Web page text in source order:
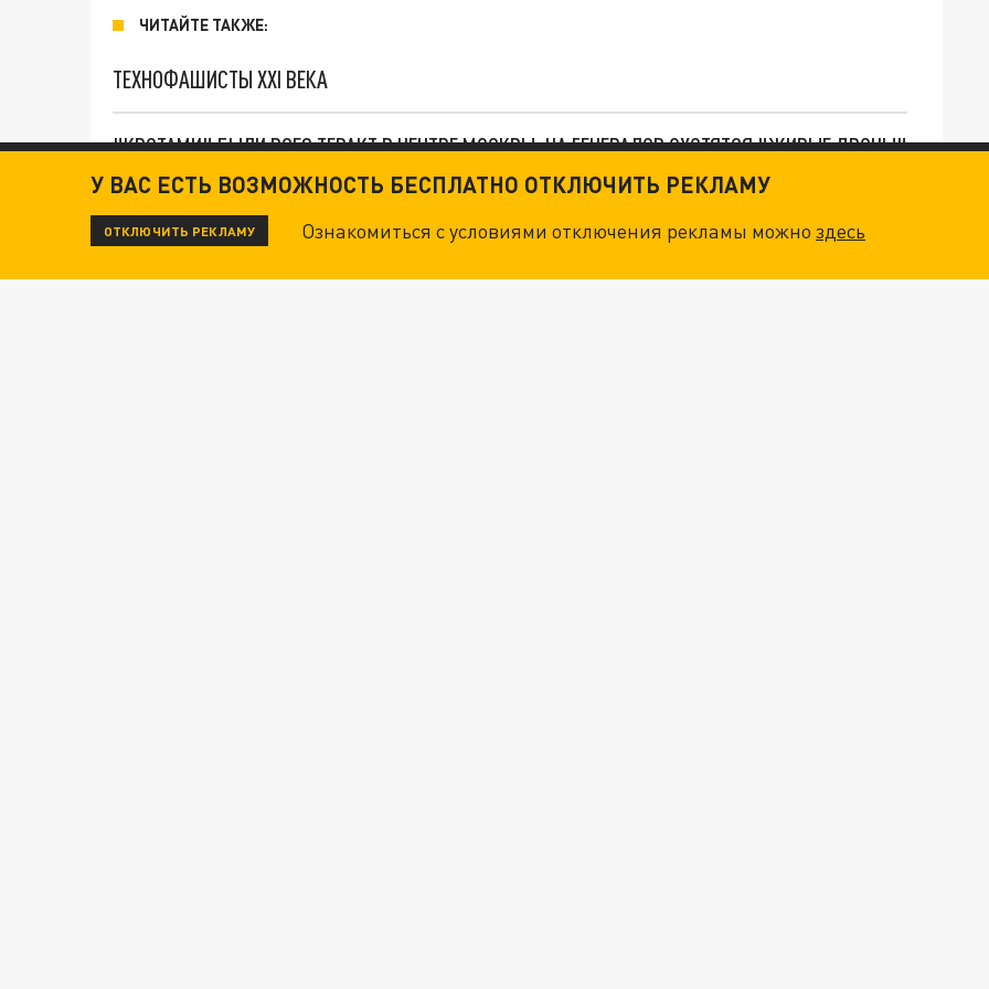
ЧИТАЙТЕ ТАКЖЕ:
ТЕХНОФАШИСТЫ XXI ВЕКА
"КРОТАМИ" БЫЛИ ВСЕ? ТЕРАКТ В ЦЕНТРЕ МОСКВЫ: НА ГЕНЕРАЛОВ ОХОТЯТСЯ "ЖИВЫЕ ДРОНЫ"
ДАНЯ С ДАШЕЙ СПАСЛИСЬ ОТ БОЕВИКОВ ВСУ. НО БЕДЫ ДЛЯ МАЛЫШЕЙ НЕ ЗАКОНЧИЛИСЬ
"ОЧЕНЬ ПЛОХИЕ НОВОСТИ": БОЛЬШАЯ ОШИБКА PALANTIR В РОССИИ. СТРАНЫ НАТО ВПЕРВЫЕ ЗА СВО ОСТАНОВИЛИ ПОСТАВКИ ОРУЖИЯ. ВСУ ТЕРЯЮТ ПРИГРАНИЧЬЕ?
У ВАС ЕСТЬ ВОЗМОЖНОСТЬ БЕСПЛАТНО ОТКЛЮЧИТЬ РЕКЛАМУ
ОТКЛЮЧИТЬ РЕКЛАМУ Ознакомиться с условиями отключения рекламы можноздесь